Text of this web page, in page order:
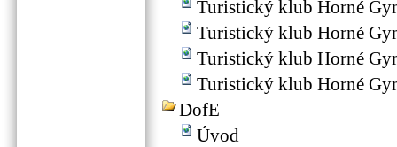
Turistický klub Horné
Turistický klub Horné
Turistický klub Horné
Turistický klub Horné
DofE
Úvod